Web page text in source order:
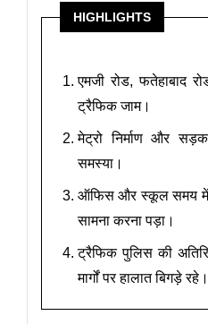
HIGHLIGHTS
एमजी रोड, फतेहाबाद
ट्रैफिक जाम।
मेट्रो निर्माण और
समस्या।
ऑफिस और स्कूल समय में
सामना करना पड़ा।
ट्रैफिक पुलिस की
मार्गों पर हालात बिगड़े रहे।